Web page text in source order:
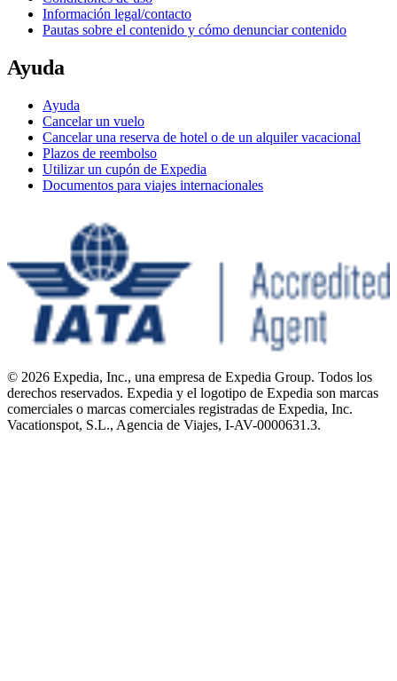
Información legal/contacto
Pautas sobre el contenido y cómo denunciar contenido
Ayuda
Ayuda
Cancelar un vuelo
Cancelar una reserva de hotel o de un alquiler vacacional
Plazos de reembolso
Utilizar un cupón de Expedia
Documentos para viajes internacionales
© 2026 Expedia, Inc., una empresa de Expedia Group. Todos los
derechos reservados. Expedia y el logotipo de Expedia son marcas
comerciales o marcas comerciales registradas de Expedia, Inc.
Vacationspot, S.L., Agencia de Viajes, I-AV-0000631.3.